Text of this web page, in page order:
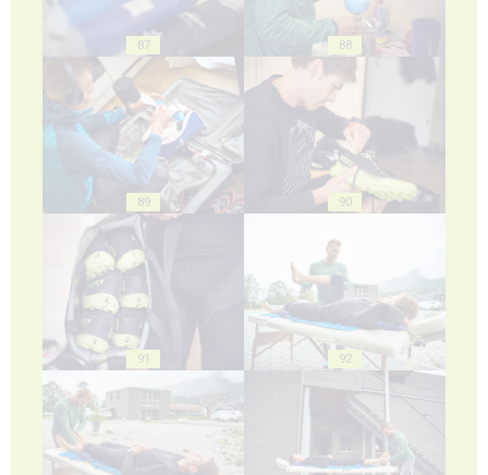
87 88
89 90
91 92